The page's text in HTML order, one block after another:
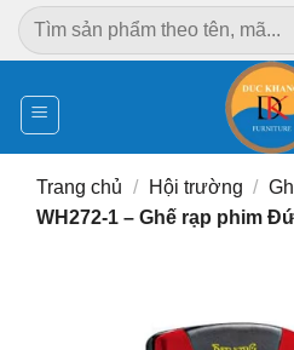
Chuyển
đến
dung
Tìm
kiếm:
Trang chủ / Hội trường /
WH272-1 – Ghế rạp phim